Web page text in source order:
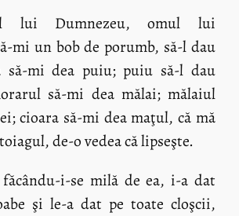
lui Dumnezeu, omul lui
mi un bob de porumb, să-l dau
să-mi dea puiu; puiu să-l dau
să-mi dea mălai; mălaiul
cioara să-mi dea maţul, că mă
de-o vedea că lipseşte.
i-se milă de ea, i-a dat
şi le-a dat pe toate cloşcii,